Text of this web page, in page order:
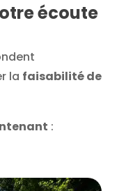
écoute
la faisabilité de
: